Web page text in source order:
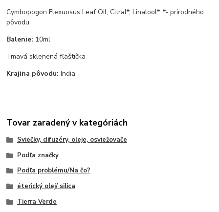
Cymbopogon Flexuosus Leaf Oil, Citral*, Linalool*. *- prírodného
pôvodu
Balenie: 10ml
Tmavá sklenená fľaštička
Krajina pôvodu: India
Tovar zaradený v kategóriách
Sviečky, difuzéry, oleje, osviežovače
Podľa značky
Podľa problému/Na čo?
éterický olej/ silica
Tierra Verde